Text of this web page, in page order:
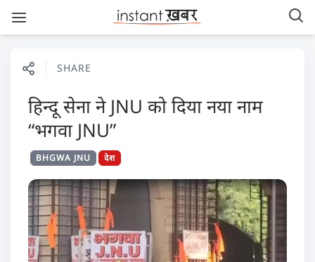
SHARE
हिन्दू सेना ने JNU को दिया नया नाम
“भगवा JNU”
BHGWA JNU देश